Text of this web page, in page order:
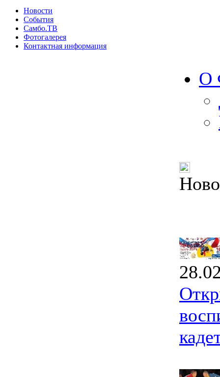
Новости
События
Самбо.ТВ
Фотогалерея
Контактная информация
О